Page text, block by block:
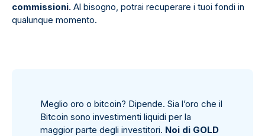
commissioni. Al bisogno, potrai recuperare i tuoi fondi in
qualunque momento.
Meglio oro o bitcoin? Dipende. Sia l’oro che il
Bitcoin sono investimenti liquidi per la
maggior parte degli investitori. Noi di GOLD